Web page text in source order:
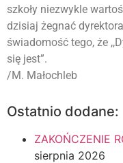
szkoły niezwykle
dzisiaj żegnać
świadomość tego, że
się jest”.
/M. Małochleb
Ostatnio dodane:
ZAKOŃCZENIE
sierpnia 2026